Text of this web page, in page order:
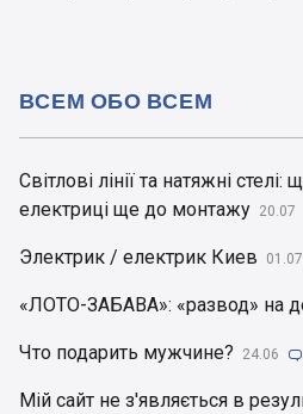
Світлові лінії та натяжні
електриці ще до монтажу 20.07
Электрик / електрик Киев 01.07
«ЛОТО-ЗАБАВА»: «развод» на
Что подарить мужчине? 24.06 
Мій сайт не з'являється в
ВСЕМ ОБО ВСЕМ